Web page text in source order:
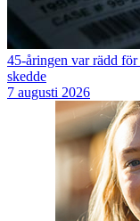
45-åringen var rädd
skedde
7 augusti 2026